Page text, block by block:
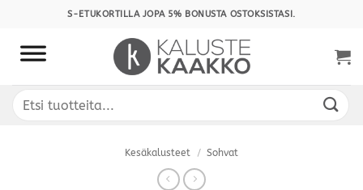
content
S-ETUKORTILLA JOPA 5% BONUSTA OSTOKSISTASI.
Etsi:
Kesäkalusteet / Sohvat